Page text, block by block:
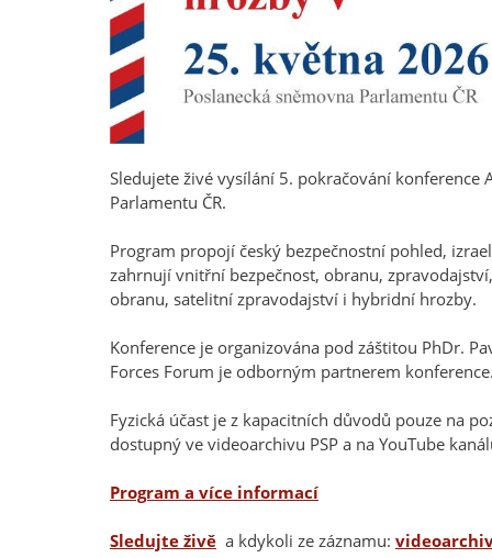
Sledujete živé vysílání 5. pokračování
Parlamentu ČR.
Program propojí český bezpečnostní pohled,
zahrnují vnitřní bezpečnost, obranu,
obranu, satelitní zpravodajství i hybridní hrozby.
Konference je organizována pod záštitou PhDr.
Forces Forum je odborným partnerem
Fyzická účast je z kapacitních důvodů pouze na
dostupný ve videoarchivu PSP a na YouTube
Program a více informací
Sledujte živě a kdykoli ze záznamu: videoarchiv